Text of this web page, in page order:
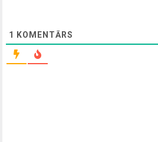
1 KOMENTĀRS